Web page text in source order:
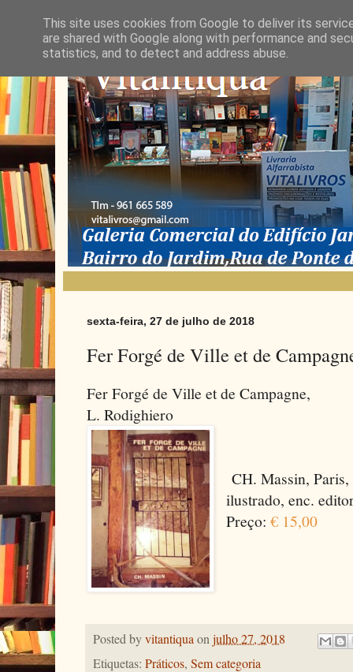
sexta-feira, 27 de julho de 2018
Fer Forgé de Ville et de
Fer Forgé de Ville et de Campagne,
L. Rodighiero
CH. Massin,
ilustrado, enc.
Preço:€ 15,00
Posted byvitantiquaonjulho 27, 2018
Etiquetas: Práticos, Sem categoria
This site uses cookies from Google to deliver its
are shared with Google along with performance and
statistics, and to detect and address abuse.